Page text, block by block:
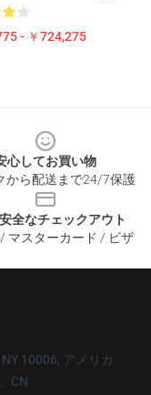
- ￥724,275
心してお買い物
から配送まで24/7保護
全なチェックアウト
マスターカード / ビザ
10006, アメリカ
CN